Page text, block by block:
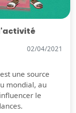
02/04/2021
une source
mondial, au
le